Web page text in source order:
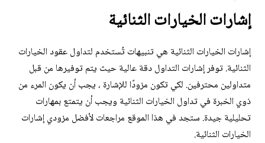
إشارات الخيارات الثنائية
إشارات الخيارات الثنائية هي تنبيهات تُستخدم لتداول عقود الخيارات
الثنائية. توفر إشارات التداول دقة عالية حيث يتم توفيرها من قبل
متداولين محترفين. لكي تكون مزودًا للإشارة ، يجب أن يكون المرء من
ذوي الخبرة في تداول الخيارات الثنائية ويجب أن يتمتع بمهارات
تحليلية جيدة. ستجد في هذا الموقع مراجعات لأفضل مزودي إشارات
الخيارات الثنائية.